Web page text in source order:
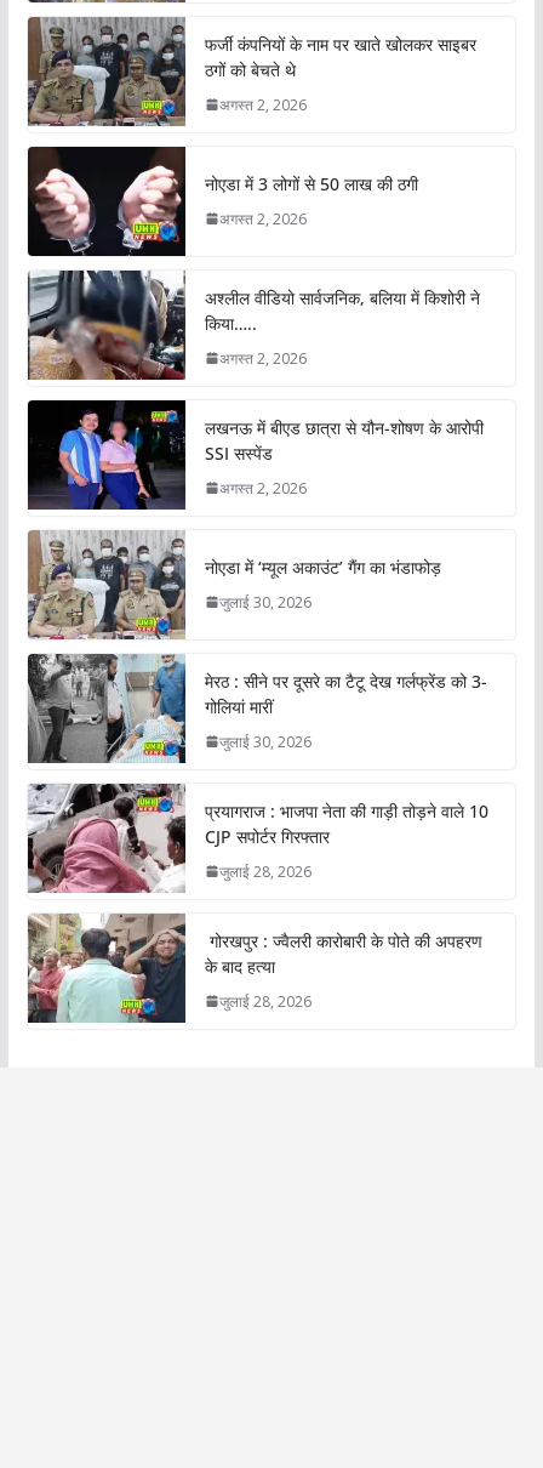
फर्जी कंपनियों के नाम पर खाते खोलकर साइबर
ठगों को बेचते थे
अगस्त 2, 2026
नोएडा में 3 लोगों से 50 लाख की ठगी
अगस्त 2, 2026
अश्लील वीडियो सार्वजनिक, बलिया में किशोरी ने
किया…..
अगस्त 2, 2026
लखनऊ में बीएड छात्रा से यौन-शोषण के आरोपी
SSI सस्पेंड
अगस्त 2, 2026
नोएडा में ‘म्यूल अकाउंट’ गैंग का भंडाफोड़
जुलाई 30, 2026
मेरठ : सीने पर दूसरे का टैटू देख गर्लफ्रेंड को 3-
गोलियां मारीं
जुलाई 30, 2026
प्रयागराज : भाजपा नेता की गाड़ी तोड़ने वाले 10
CJP सपोर्टर गिरफ्तार
जुलाई 28, 2026
गोरखपुर : ज्वैलरी कारोबारी के पोते की अपहरण
के बाद हत्या
जुलाई 28, 2026